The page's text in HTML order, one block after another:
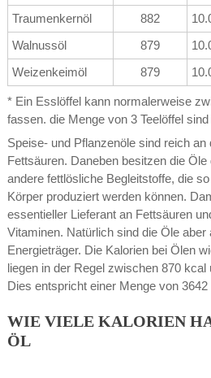
Traumenkernöl
882
Walnussöl
879
Weizenkeimöl
879
* Ein Esslöffel kann normalerweise
fassen. die Menge von 3 Teelöffel
Speise- und Pflanzenöle sind reich
Fettsäuren. Daneben besitzen die
andere fettlösliche Begleitstoffe, die
Körper produziert werden können.
essentieller Lieferant an Fettsäuren
Vitaminen. Natürlich sind die Öle aber
Energieträger. Die Kalorien bei Ölen
liegen in der Regel zwischen 870
Dies entspricht einer Menge von
WIE VIELE KALORIEN
ÖL